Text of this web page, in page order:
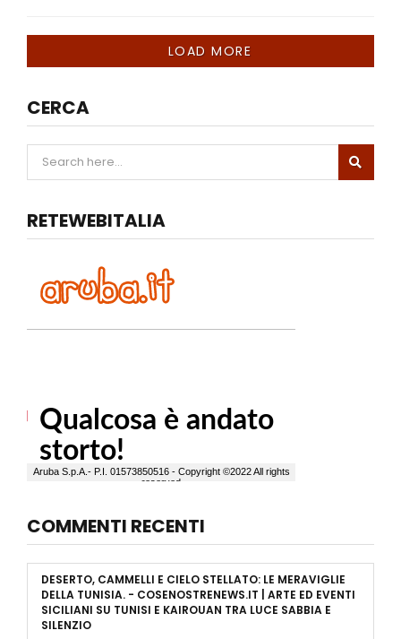
LOAD MORE
CERCA
RETEWEBITALIA
COMMENTI RECENTI
DESERTO, CAMMELLI E CIELO STELLATO: LE MERAVIGLIE
DELLA TUNISIA. - COSENOSTRENEWS.IT | ARTE ED EVENTI
SICILIANI SU TUNISI E KAIROUAN TRA LUCE SABBIA E
SILENZIO